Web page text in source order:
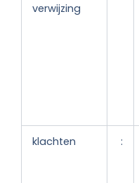
verwijzing
klachten :